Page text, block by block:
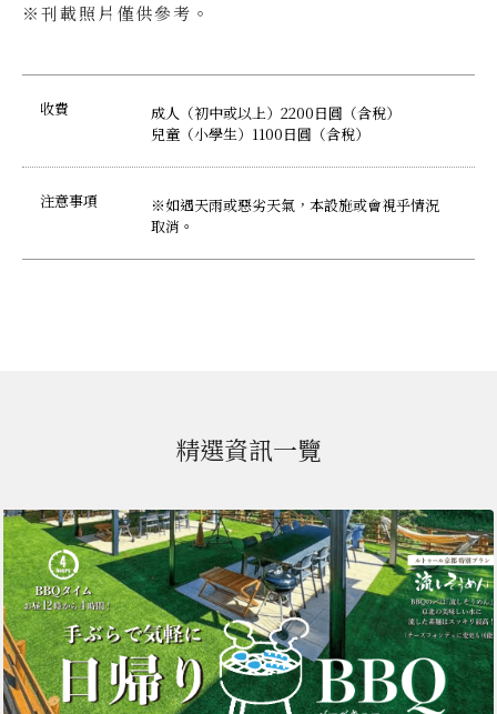
※刊載照片僅供參考。
收費
成人（初中或以上）2200日圓（含稅）
兒童（小學生）1100日圓（含稅）
注意事項
※如遇天雨或惡劣天氣，本設施或會視乎情況
取消。
精選資訊一覽